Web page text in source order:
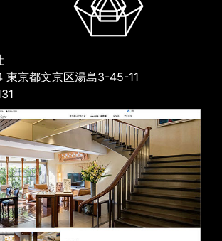
東京都文京区湯島3-45-11